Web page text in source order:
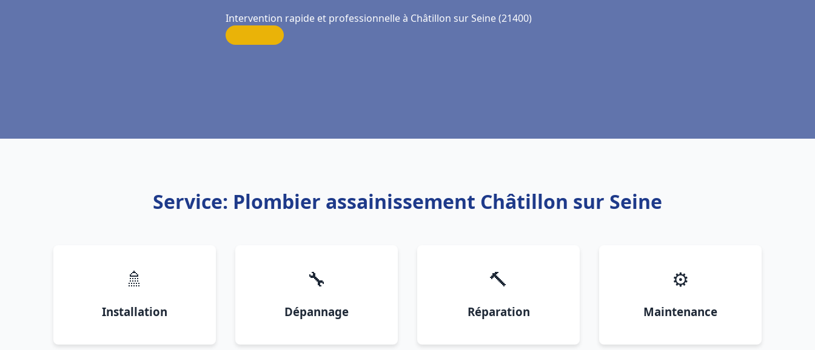
Intervention rapide et professionnelle à Châtillon sur Seine (21400)
Service: Plombier assainissement Châtillon sur Seine
🚿
Installation
🔧
Dépannage
🔨
Réparation
⚙️
Maintenance